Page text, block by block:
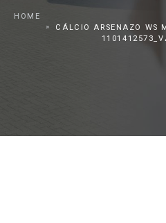
HOME
CÁLCIO ARSENAZO WS